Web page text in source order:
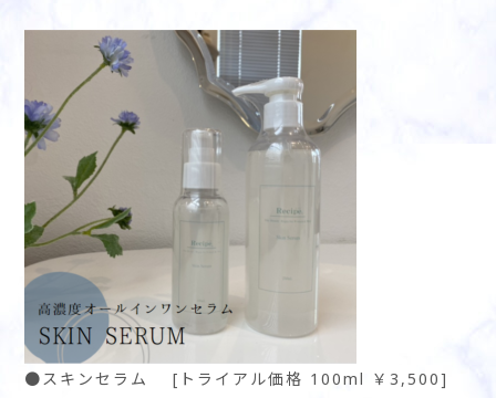
●スキンセラム [トライアル価格 100ml ￥3,500]